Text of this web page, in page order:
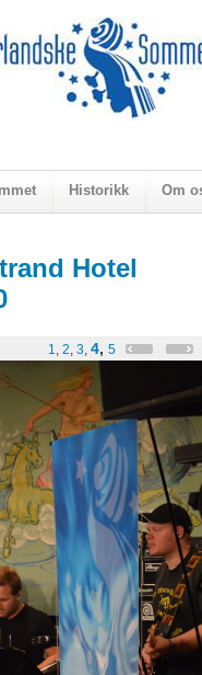
Historikk Om
Hotel
1, 2, 3, 4, 5